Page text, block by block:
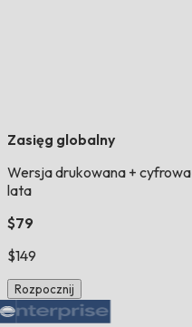
Zasięg globalny
Wersja drukowana + cyfrowa
lata
$79
$149
Rozpocznij